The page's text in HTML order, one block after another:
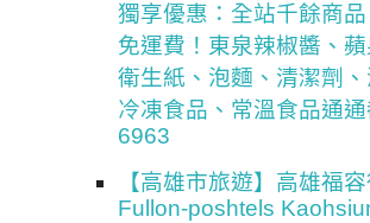
獨享優惠：全站千餘商
免運費！東泉辣椒醬、蘋
衛生紙、泡麵、清潔劑、
冷凍食品、常溫食品通
6963
【高雄市旅遊】高雄福
Fullon-poshtels